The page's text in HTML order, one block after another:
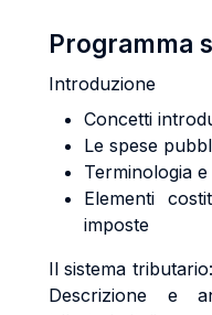
Programma
Introduzione
Concetti
Le spese
Terminologia
Elementi
imposte
Il sistema
Descrizione e